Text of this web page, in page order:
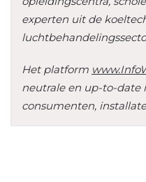
experten uit de
Het platform
neutrale en up-to-date
consumenten,